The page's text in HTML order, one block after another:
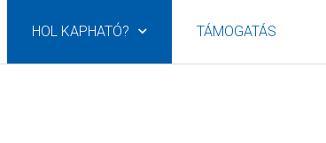
HOL KAPHATÓ? TÁMOGATÁS